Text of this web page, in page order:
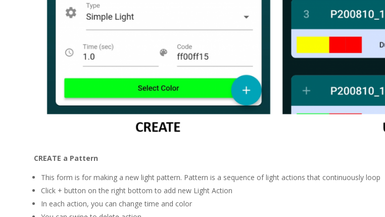
CREATE a Pattern
This form is for making a new light pattern. Pattern is a sequence of light actions that continuously loop
Click + button on the right bottom to add new Light Action
In each action, you can change time and color